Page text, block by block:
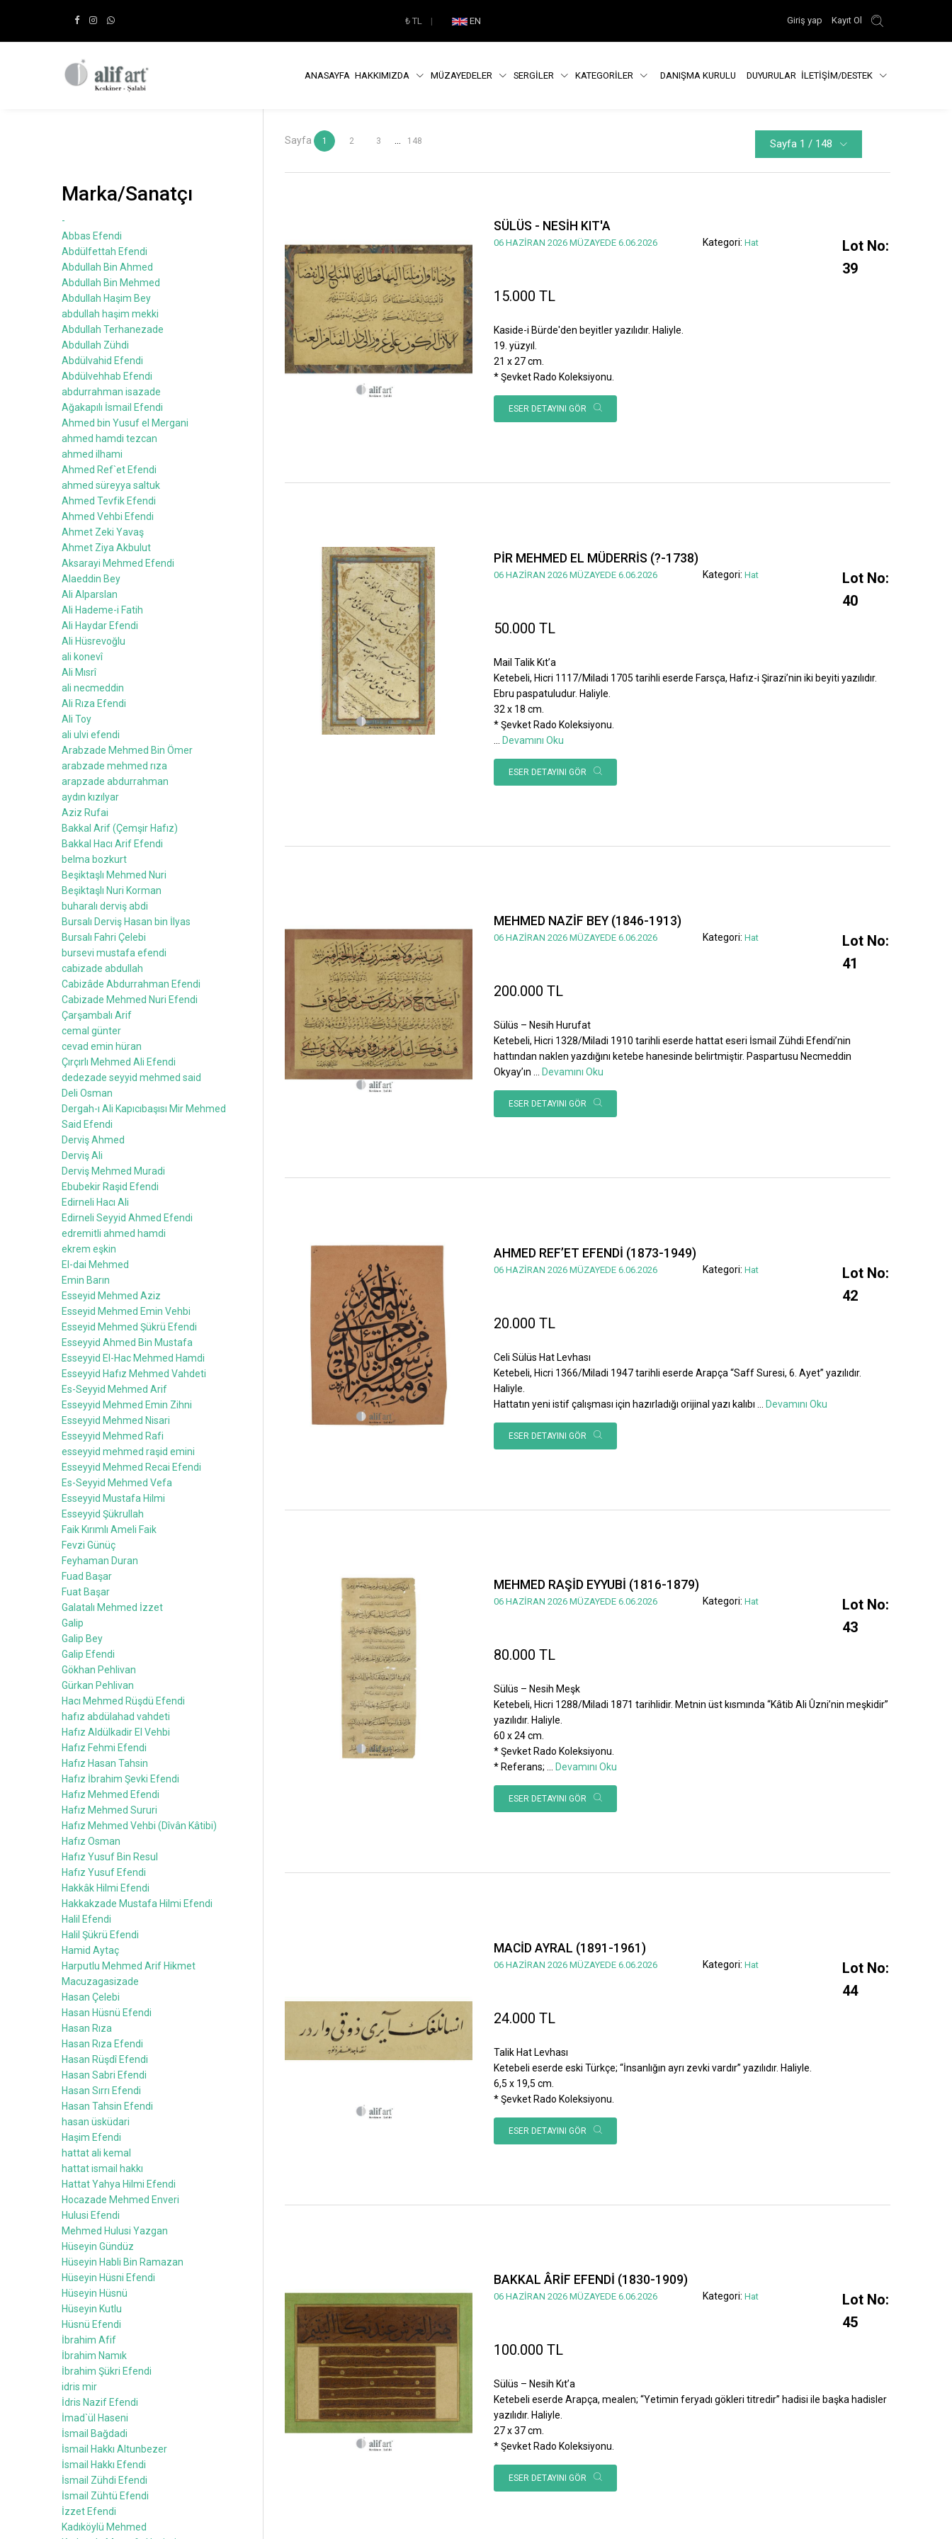
₺TL | EN Giriş yap Kayıt Ol
ANASAYFA HAKKIMIZDA MÜZAYEDELER SERGİLER KATEGORİLER DANIŞMA KURULU DUYURULAR İLETİŞİM/DESTEK
Sayfa 1 2 3 148 Sayfa 1 / 148
SÜLÜS - NESİH KIT'A
06 HAZİRAN 2026 MÜZAYEDE 6.06.2026 Kategori: Hat
Lot No:
39
15.000 TL
Kaside-i Bürde'den beyitler yazılıdır. Haliyle.
19. yüzyıl.
21 x 27 cm.
* Şevket Rado Koleksiyonu.
ESER DETAYINI GÖR
PİR MEHMED EL MÜDERRİS (?-1738)
06 HAZİRAN 2026 MÜZAYEDE 6.06.2026 Kategori: Hat
Lot No:
40
50.000 TL
Mail Talik Kıt’a
Ketebeli, Hicri 1117/Miladi 1705 tarihli eserde Farsça, Hafız-i Şirazi’nin iki beyiti yazılıdır.
Ebru paspatuludur. Haliyle.
32 x 18 cm.
* Şevket Rado Koleksiyonu.
Devamını Oku
ESER DETAYINI GÖR
MEHMED NAZİF BEY (1846-1913)
06 HAZİRAN 2026 MÜZAYEDE 6.06.2026 Kategori: Hat
Lot No:
41
200.000 TL
Sülüs – Nesih Hurufat
Ketebeli, Hicri 1328/Miladi 1910 tarihli eserde hattat eseri İsmail Zühdi Efendi’nin
hattından naklen yazdığını ketebe hanesinde belirtmiştir. Paspartusu Necmeddin
Okyay’ın ... Devamını Oku
ESER DETAYINI GÖR
AHMED REF’ET EFENDİ (1873-1949)
06 HAZİRAN 2026 MÜZAYEDE 6.06.2026 Kategori: Hat
Lot No:
42
20.000 TL
Celi Sülüs Hat Levhası
Ketebeli, Hicri 1366/Miladi 1947 tarihli eserde Arapça “Saff Suresi, 6. Ayet” yazılıdır.
Haliyle.
Hattatın yeni istif çalışması için hazırladığı orijinal yazı kalıbı
Devamını Oku
ESER DETAYINI GÖR
MEHMED RAŞİD EYYUBİ (1816-1879)
06 HAZİRAN 2026 MÜZAYEDE 6.06.2026 Kategori: Hat
Lot No:
43
80.000 TL
Sülüs – Nesih Meşk
Ketebeli, Hicri 1288/Miladi 1871 tarihlidir. Metnin üst kısmında “Kâtib Ali Ûzni’nin meşkidir”
yazılıdır. Haliyle.
60 x 24 cm.
* Şevket Rado Koleksiyonu.
* Referans; ... Devamını Oku
ESER DETAYINI GÖR
MACİD AYRAL (1891-1961)
06 HAZİRAN 2026 MÜZAYEDE 6.06.2026 Kategori: Hat
Lot No:
44
24.000 TL
Talik Hat Levhası
Ketebeli eserde eski Türkçe; “İnsanlığın ayrı zevki vardır” yazılıdır. Haliyle.
6,5 x 19,5 cm.
* Şevket Rado Koleksiyonu.
ESER DETAYINI GÖR
BAKKAL ÂRİF EFENDİ (1830-1909)
06 HAZİRAN 2026 MÜZAYEDE 6.06.2026 Kategori: Hat
Lot No:
45
100.000 TL
Sülüs – Nesih Kıt’a
Ketebeli eserde Arapça, mealen; “Yetimin feryadı gökleri titredir” hadisi ile başka hadisler
yazılıdır. Haliyle.
27 x 37 cm.
* Şevket Rado Koleksiyonu.
ESER DETAYINI GÖR
Marka/Sanatçı
-
Abbas Efendi
Abdülfettah Efendi
Abdullah Bin Ahmed
Abdullah Bin Mehmed
Abdullah Haşim Bey
abdullah haşim mekki
Abdullah Terhanezade
Abdullah Zühdi
Abdülvahid Efendi
Abdülvehhab Efendi
abdurrahman isazade
Ağakapılı İsmail Efendi
Ahmed bin Yusuf el Mergani
ahmed hamdi tezcan
ahmed ilhami
Ahmed Ref`et Efendi
ahmed süreyya saltuk
Ahmed Tevfik Efendi
Ahmed Vehbi Efendi
Ahmet Zeki Yavaş
Ahmet Ziya Akbulut
Aksarayi Mehmed Efendi
Alaeddin Bey
Ali Alparslan
Ali Hademe-i Fatih
Ali Haydar Efendi
Ali Hüsrevoğlu
ali konevî
Ali Mısrî
ali necmeddin
Ali Rıza Efendi
Ali Toy
ali ulvi efendi
Arabzade Mehmed Bin Ömer
arabzade mehmed rıza
arapzade abdurrahman
aydın kızılyar
Aziz Rufai
Bakkal Arif (Çemşir Hafız)
Bakkal Hacı Arif Efendi
belma bozkurt
Beşiktaşlı Mehmed Nuri
Beşiktaşlı Nuri Korman
buharalı derviş abdi
Bursalı Derviş Hasan bin İlyas
Bursalı Fahri Çelebi
bursevi mustafa efendi
cabizade abdullah
Cabizâde Abdurrahman Efendi
Cabizade Mehmed Nuri Efendi
Çarşambalı Arif
cemal günter
cevad emin hüran
Çırçırlı Mehmed Ali Efendi
dedezade seyyid mehmed said
Deli Osman
Dergah-ı Ali Kapıcıbaşısı Mir Mehmed
Said Efendi
Derviş Ahmed
Derviş Ali
Derviş Mehmed Muradi
Ebubekir Raşid Efendi
Edirneli Hacı Ali
Edirneli Seyyid Ahmed Efendi
edremitli ahmed hamdi
ekrem eşkin
El-dai Mehmed
Emin Barın
Esseyid Mehmed Aziz
Esseyid Mehmed Emin Vehbi
Esseyid Mehmed Şükrü Efendi
Esseyyid Ahmed Bin Mustafa
Esseyyid El-Hac Mehmed Hamdi
Esseyyid Hafız Mehmed Vahdeti
Es-Seyyid Mehmed Arif
Esseyyid Mehmed Emin Zihni
Esseyyid Mehmed Nisari
Esseyyid Mehmed Rafi
esseyyid mehmed raşid emini
Esseyyid Mehmed Recai Efendi
Es-Seyyid Mehmed Vefa
Esseyyid Mustafa Hilmi
Esseyyid Şükrullah
Faik Kırımlı Ameli Faik
Fevzi Günüç
Feyhaman Duran
Fuad Başar
Fuat Başar
Galatalı Mehmed İzzet
Galip
Galip Bey
Galip Efendi
Gökhan Pehlivan
Gürkan Pehlivan
Hacı Mehmed Rüşdü Efendi
hafız abdülahad vahdeti
Hafız Aldülkadir El Vehbi
Hafız Fehmi Efendi
Hafız Hasan Tahsin
Hafız İbrahim Şevki Efendi
Hafız Mehmed Efendi
Hafız Mehmed Sururi
Hafız Mehmed Vehbi (Dîvân Kâtibi)
Hafız Osman
Hafız Yusuf Bin Resul
Hafız Yusuf Efendi
Hakkâk Hilmi Efendi
Hakkakzade Mustafa Hilmi Efendi
Halil Efendi
Halil Şükrü Efendi
Hamid Aytaç
Harputlu Mehmed Arif Hikmet
Macuzagasizade
Hasan Çelebi
Hasan Hüsnü Efendi
Hasan Rıza
Hasan Rıza Efendi
Hasan Rüşdî Efendi
Hasan Sabri Efendi
Hasan Sırrı Efendi
Hasan Tahsin Efendi
hasan üsküdari
Haşim Efendi
hattat ali kemal
hattat ismail hakkı
Hattat Yahya Hilmi Efendi
Hocazade Mehmed Enveri
Hulusi Efendi
Mehmed Hulusi Yazgan
Hüseyin Gündüz
Hüseyin Habli Bin Ramazan
Hüseyin Hüsni Efendi
Hüseyin Hüsnü
Hüseyin Kutlu
Hüsnü Efendi
İbrahim Afif
İbrahim Namık
İbrahim Şükri Efendi
idris mir
İdris Nazif Efendi
İmad`ül Haseni
İsmail Bağdadi
İsmail Hakkı Altunbezer
İsmail Hakkı Efendi
İsmail Zühdi Efendi
İsmail Zühtü Efendi
İzzet Efendi
Kadıköylü Mehmed